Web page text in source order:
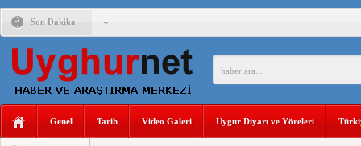
Son Dakika
ÇİN’İN “GÜVENLİK”SÖYLEMİ İLE DOĞU TÜRKİSTAN’DA
ANAHTAR PARTİ GENEL BAŞKANI AĞIRALİOĞLU :
Genel Tarih Video Galeri Uygur Diyarı ve Yöreleri